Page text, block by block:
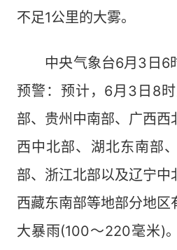
不足1公里的大雾。
中央气象台6月3日6
预警：预计，6月3日8
部、贵州中南部、广西西
西中北部、湖北东南部
部、浙江北部以及辽宁中
西藏东南部等地部分地区
大暴雨(100～220毫米)